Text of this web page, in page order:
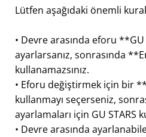
Lütfen aşağıdaki önemli
• Devre arasında eforu
ayarlarsanız, sonrasında
kullanamazsınız.
• Eforu değiştirmek için bir
kullanmayı seçerseniz,
ayarlamaları için GU STARS
• Devre arasında